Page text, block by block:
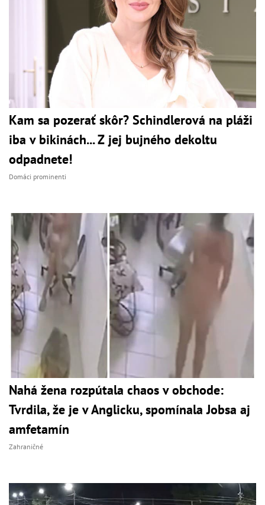
Kam sa pozerať skôr? Schindlerová na pláži
iba v bikinách... Z jej bujného dekoltu
odpadnete!
Domáci prominenti
Nahá žena rozpútala chaos v obchode:
Tvrdila, že je v Anglicku, spomínala Jobsa aj
amfetamín
Zahraničné